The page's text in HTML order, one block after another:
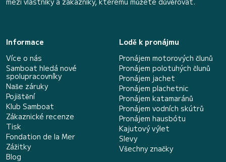
Informace
Více o nás
Samboat hledá nové
spolupracovníky
Naše záruky
Pojištění
Klub Samboat
Zákaznické recenze
Tisk
Fondation de la Mer
Zážitky
Blog
Lodě k pronájmu
Pronájem motorových člunů
Pronájem polotuhých člunů
Pronájem jachet
Pronájem plachetnic
Pronájem katamaránů
Pronájem vodních skútrů
Pronájem hausbótu
Kajutový výlet
Slevy
Všechny značky